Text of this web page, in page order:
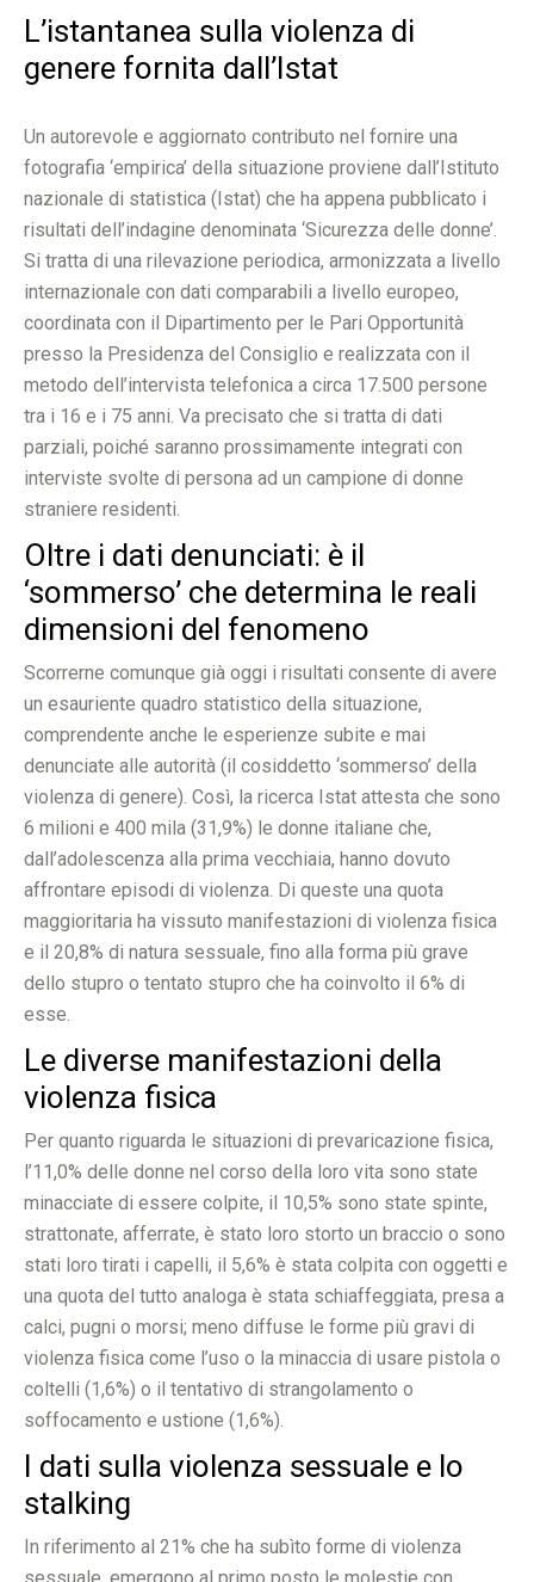
L’istantanea sulla violenza di
genere fornita dall’Istat
Un autorevole e aggiornato contributo nel fornire una
fotografia ‘empirica’ della situazione proviene dall’Istituto
nazionale di statistica (Istat) che ha appena pubblicato i
risultati dell’indagine denominata ‘Sicurezza delle donne’.
Si tratta di una rilevazione periodica, armonizzata a livello
internazionale con dati comparabili a livello europeo,
coordinata con il Dipartimento per le Pari Opportunità
presso la Presidenza del Consiglio e realizzata con il
metodo dell’intervista telefonica a circa 17.500 persone
tra i 16 e i 75 anni. Va precisato che si tratta di dati
parziali, poiché saranno prossimamente integrati con
interviste svolte di persona ad un campione di donne
straniere residenti.
Oltre i dati denunciati: è il
‘sommerso’ che determina le reali
dimensioni del fenomeno
Scorrerne comunque già oggi i risultati consente di avere
un esauriente quadro statistico della situazione,
comprendente anche le esperienze subite e mai
denunciate alle autorità (il cosiddetto ‘sommerso’ della
violenza di genere). Così, la ricerca Istat attesta che sono
6 milioni e 400 mila (31,9%) le donne italiane che,
dall’adolescenza alla prima vecchiaia, hanno dovuto
affrontare episodi di violenza. Di queste una quota
maggioritaria ha vissuto manifestazioni di violenza fisica
e il 20,8% di natura sessuale, fino alla forma più grave
dello stupro o tentato stupro che ha coinvolto il 6% di
esse.
Le diverse manifestazioni della
violenza fisica
Per quanto riguarda le situazioni di prevaricazione fisica,
l’11,0% delle donne nel corso della loro vita sono state
minacciate di essere colpite, il 10,5% sono state spinte,
strattonate, afferrate, è stato loro storto un braccio o sono
stati loro tirati i capelli, il 5,6% è stata colpita con oggetti e
una quota del tutto analoga è stata schiaffeggiata, presa a
calci, pugni o morsi; meno diffuse le forme più gravi di
violenza fisica come l’uso o la minaccia di usare pistola o
coltelli (1,6%) o il tentativo di strangolamento o
soffocamento e ustione (1,6%).
I dati sulla violenza sessuale e lo
stalking
In riferimento al 21% che ha subìto forme di violenza